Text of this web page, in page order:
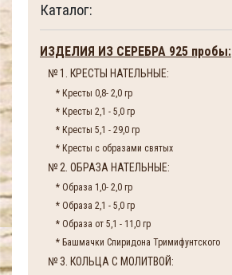
Каталог:
ИЗДЕЛИЯ ИЗ СЕРЕБРА 925 пробы:
№ 1. КРЕСТЫ НАТЕЛЬНЫЕ:
* Кресты 0,8- 2,0 гр
* Кресты 2,1 - 5,0 гр
* Кресты 5,1 - 29,0 гр
* Кресты с образами святых
№ 2. ОБРАЗА НАТЕЛЬНЫЕ:
* Образа 1,0- 2,0 гр
* Образа 2,1 - 5,0 гр
* Образа от 5,1 - 11,0 гр
* Башмачки Спиридона Тримифунтского
№ 3. КОЛЬЦА С МОЛИТВОЙ: